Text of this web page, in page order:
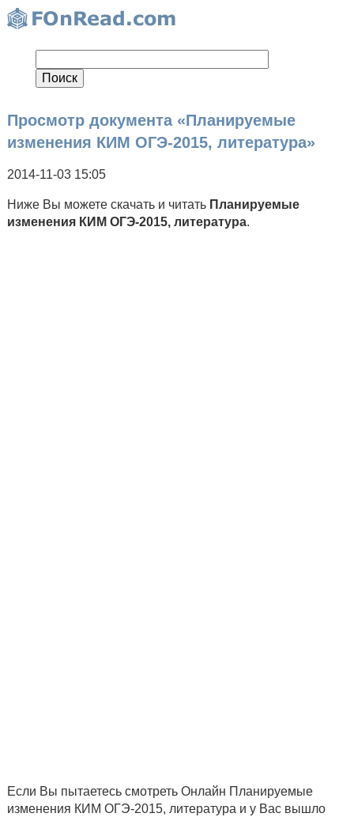
Просмотр документа «Планируемые
изменения КИМ ОГЭ-2015, литература»
2014-11-03 15:05
Ниже Вы можете скачать и читать Планируемые
изменения КИМ ОГЭ-2015, литература.
Если Вы пытаетесь смотреть Онлайн Планируемые
изменения КИМ ОГЭ-2015, литература и у Вас вышло